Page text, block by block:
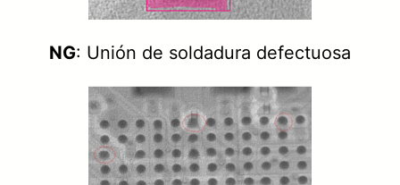
NG: Unión de soldadura defectuosa